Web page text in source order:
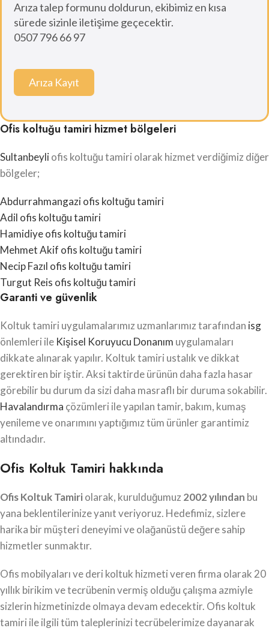
Arıza talep formunu doldurun, ekibimiz en kısa
sürede sizinle iletişime geçecektir.
0507 796 66 97
Arıza Kayıt
Ofis koltuğu tamiri hizmet bölgeleri
Sultanbeyliofis koltuğu tamiri olarak hizmet verdiğimiz diğer
bölgeler;
Abdurrahmangazi ofis koltuğu tamiri
Adil ofis koltuğu tamiri
Hamidiye ofis koltuğu tamiri
Mehmet Akif ofis koltuğu tamiri
Necip Fazıl ofis koltuğu tamiri
Turgut Reis ofis koltuğu tamiri
Garanti ve güvenlik
Koltuk tamiri uygulamalarımız uzmanlarımız tarafından isg
önlemleri ile Kişisel Koruyucu Donanım uygulamaları
dikkate alınarak yapılır. Koltuk tamiri ustalık ve dikkat
gerektiren bir iştir. Aksi taktirde ürünün daha fazla hasar
görebilir bu durum da sizi daha masraflı bir duruma sokabilir.
Havalandırma çözümleri ile yapılan tamir, bakım, kumaş
yenileme ve onarımını yaptığımız tüm ürünler garantimiz
altındadır.
Ofis Koltuk Tamiri hakkında
Ofis Koltuk Tamiriolarak, kurulduğumuz 2002 yılından bu
yana beklentilerinize yanıt veriyoruz. Hedefimiz, sizlere
harika bir müşteri deneyimi ve olağanüstü değere sahip
hizmetler sunmaktır.
Ofis mobilyaları ve deri koltuk hizmeti veren firma olarak 20
yıllık birikim ve tecrübenin vermiş olduğu çalışma azmiyle
sizlerin hizmetinizde olmaya devam edecektir. Ofis koltuk
tamiri ile ilgili tüm taleplerinizi tecrübelerimize dayanarak